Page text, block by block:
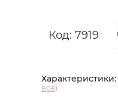
Код: 7919
Характеристики:
все)